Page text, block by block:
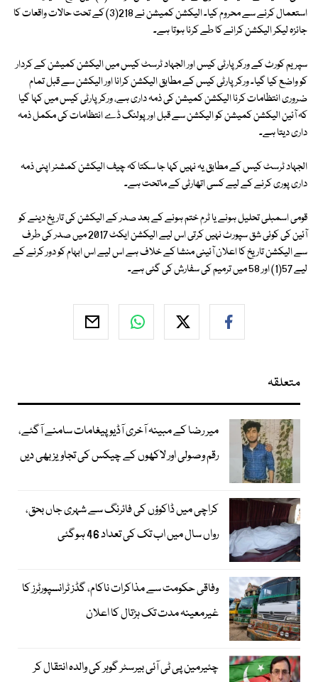
استعمال کرنے سے محروم کیا۔ الیکشن کمیشن نے 218(3) کے تحت حالات واقعات کا
جائزہ لیکر الیکشن کرانے کا طے کرنا ہوتا ہے۔
سپریم کورٹ کے ورکر پارٹی کیس اور الجہاد ٹرسٹ کیس میں الیکشن کمیشن کے کردار
کو واضع کیا گیا۔ ورکر پارٹی کیس کے مطابق الیکشن کرانا اور الیکشن سے قبل تمام
ضروری انتظامات کرنا الیکشن کمیشن کی ذمہ داری ہے، ورکر پارٹی کیس میں کہا گیا
کہ آئین الیکشن کمیشن کو الیکشن سے قبل اور پولنگ ڈے انتظامات کی مکمل ذمہ
داری دیتا ہے۔
الجہاد ٹرسٹ کیس کے مطابق یہ نہیں کہا جا سکتا کہ چیف الیکشن کمشنر اپنی ذمہ
داری پوری کرنے کے لیے کسی اتھارٹی کے ماتحت ہے۔
قومی اسمبلی تحلیل ہونے یا ٹرم ختم ہونے کے بعد صدر کے الیکشن کی تاریخ دینے کو
آئین کی کوئی شق سپورٹ نہیں کرتی اس لیے الیکشن ایکٹ 2017 میں صدر کی طرف
سے الیکشن تاریخ کا اعلان آئینی منشا کے خلاف ہے اس لیے اس ابہام کو دور کرنے کے
لیے 57(1) اور 58 میں ترمیم کی سفارش کی گئی ہے۔
متعلقہ
میر رضا کے مبینہ آخری آڈیو پیغامات سامنے آگئے،
رقم وصولی اور لاکھوں کے چیکس کی تجاویز بھی دیں
کراچی میں ڈاکوؤں کی فائرنگ سے شہری جاں بحق،
رواں سال میں اب تک کی تعداد 46 ہوگئی
وفاقی حکومت سے مذاکرات ناکام، گڈز ٹرانسپورٹرز کا
غیرمعینہ مدت تک ہڑتال کا اعلان
چئیرمین پی ٹی آئی بیرسٹر گوہر کی والدہ انتقال کر